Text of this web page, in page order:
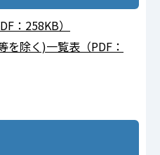
：258KB）
を除く)⼀覧表（PDF：